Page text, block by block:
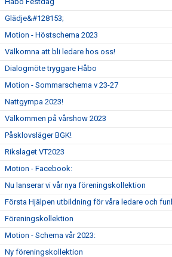
Glädje&#128153;
Motion - Höstschema 2023
Välkomna att bli ledare hos oss!
Dialogmöte tryggare Håbo
Motion - Sommarschema v 23-27
Nattgympa 2023!
Välkommen på vårshow 2023
Påsklovsläger BGK!
Rikslaget VT2023
Motion - Facebook:
Nu lanserar vi vår nya föreningskollektion
Första Hjälpen utbildning för våra ledare och
Föreningskollektion
Motion - Schema vår 2023:
Ny föreningskollektion